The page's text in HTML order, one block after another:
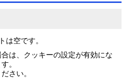
は空です。
は、クッキーの設定が有効にな
。
さい。